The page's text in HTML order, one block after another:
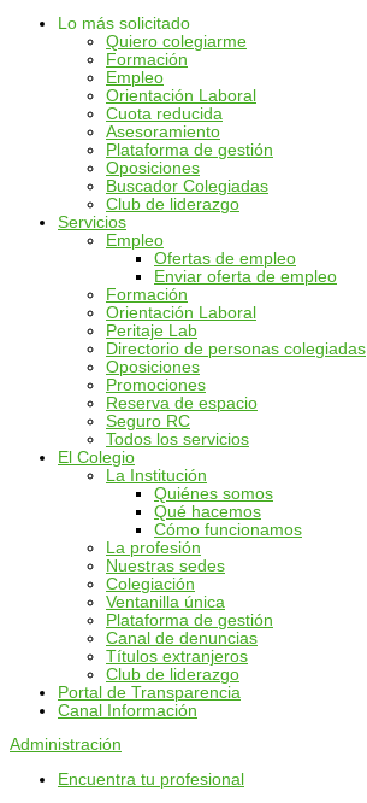
Lo más solicitado
Quiero colegiarme
Formación
Empleo
Orientación Laboral
Cuota reducida
Asesoramiento
Plataforma de gestión
Oposiciones
Buscador Colegiadas
Club de liderazgo
Servicios
Empleo
Ofertas de empleo
Enviar oferta de empleo
Formación
Orientación Laboral
Peritaje Lab
Directorio de personas colegiadas
Oposiciones
Promociones
Reserva de espacio
Seguro RC
Todos los servicios
El Colegio
La Institución
Quiénes somos
Qué hacemos
Cómo funcionamos
La profesión
Nuestras sedes
Colegiación
Ventanilla única
Plataforma de gestión
Canal de denuncias
Títulos extranjeros
Club de liderazgo
Portal de Transparencia
Canal Información
Administración
Encuentra tu profesional